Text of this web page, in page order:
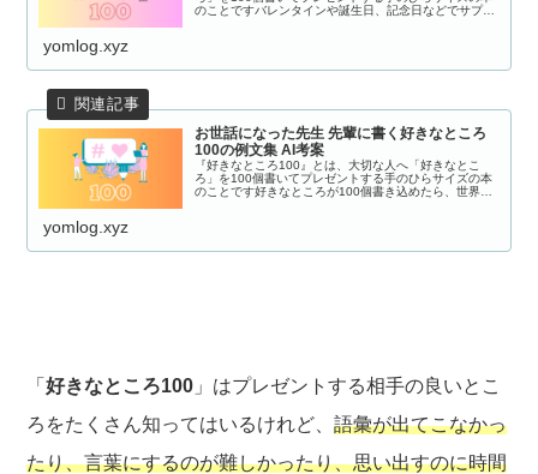
のことですバレンタインや誕生日、記念日などでサプラ
yomlog.xyz
お世話になった先生 先輩に書く好きなところ
100の例文集 AI考案
『好きなところ100』とは、大切な人へ「好きなとこ
ろ」を100個書いてプレゼントする手のひらサイズの本
のことです好きなところが100個書き込めたら、世界に
yomlog.xyz
「好きなところ100 」はプレゼントする相手の良いとこ
ろをたくさん知ってはいるけれど、語彙が出てこなかっ
たり、言葉にするのが難しかったり、思い出すのに時間